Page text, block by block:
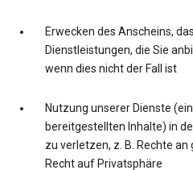
Erwecken des Anscheins,
Dienstleistungen, die Sie
wenn dies nicht der Fall ist
Nutzung unserer Dienste
bereitgestellten Inhalte) in
zu verletzen, z. B. Rechte
Recht auf Privatsphäre